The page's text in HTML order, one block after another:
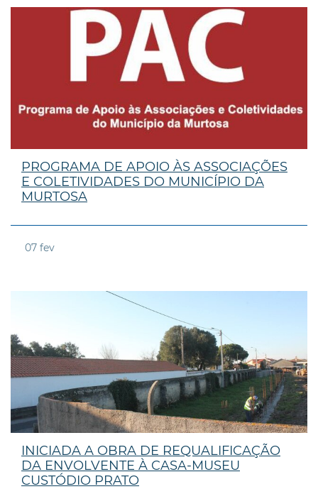
PROGRAMA DE APOIO ÀS ASSOCIAÇÕES
E COLETIVIDADES DO MUNICÍPIO DA
MURTOSA
07 fev
INICIADA A OBRA DE REQUALIFICAÇÃO
DA ENVOLVENTE À CASA-MUSEU
CUSTÓDIO PRATO